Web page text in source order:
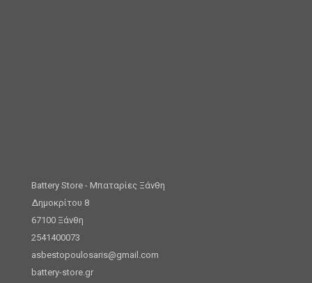
Battery Store - Μπαταρίες Ξάνθη
Δημοκρίτου 8
67100 Ξάνθη
2541400073
asbestopoulosaris@gmail.com
battery-store.gr